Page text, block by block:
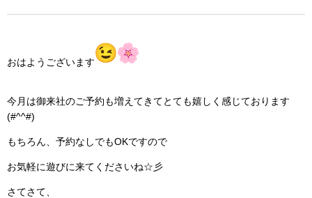
BLOG
おはようございます
今月は御来社のご予約も増えてきてとても嬉しく感じております
(#^^#)
もちろん、予約なしでもOKですので
お気軽に遊びに来てくださいね☆彡
さてさて、